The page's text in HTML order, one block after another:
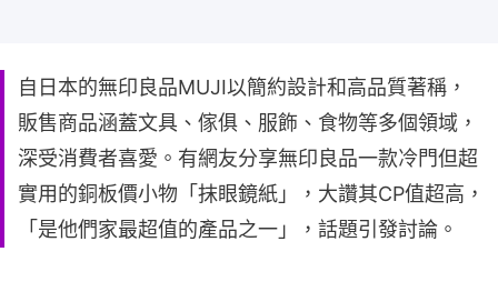
自日本的無印良品MUJI以簡約設計和高品質著稱，
販售商品涵蓋文具、傢俱、服飾、食物等多個領域，
深受消費者喜愛。有網友分享無印良品一款冷門但超
實用的銅板價小物「抹眼鏡紙」，大讚其CP值超高，
「是他們家最超值的產品之一」，話題引發討論。